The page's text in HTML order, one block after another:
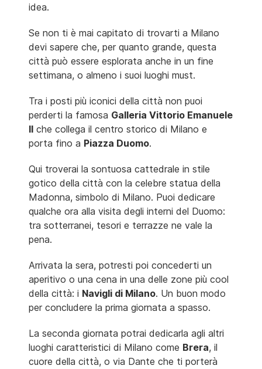
idea.
Se non ti è mai capitato di trovarti a Milano
devi sapere che, per quanto grande, questa
città può essere esplorata anche in un fine
settimana, o almeno i suoi luoghi must.
Tra i posti più iconici della città non puoi
perderti la famosa Galleria Vittorio Emanuele
II che collega il centro storico di Milano e
porta fino a Piazza Duomo.
Qui troverai la sontuosa cattedrale in stile
gotico della città con la celebre statua della
Madonna, simbolo di Milano. Puoi dedicare
qualche ora alla visita degli interni del Duomo:
tra sotterranei, tesori e terrazze ne vale la
pena.
Arrivata la sera, potresti poi concederti un
aperitivo o una cena in una delle zone più cool
della città: i Navigli di Milano. Un buon modo
per concludere la prima giornata a spasso.
La seconda giornata potrai dedicarla agli altri
luoghi caratteristici di Milano come Brera, il
cuore della città, o via Dante che ti porterà